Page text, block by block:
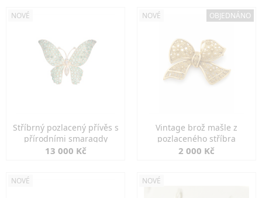
NOVÉ
Stříbrný pozlacený přívěs s
přírodními smaragdy
13 000 Kč
NOVÉ OBJEDNÁNO
Vintage brož mašle z
pozlaceného stříbra
2 000 Kč
NOVÉ NOVÉ